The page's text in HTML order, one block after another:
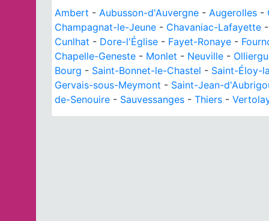
Ambert - Aubusson-d'Auvergne - Augerolles -
Champagnat-le-Jeune - Chavaniac-Lafayette
Cunlhat - Dore-l'Église - Fayet-Ronaye -
Chapelle-Geneste - Monlet - Neuville -
Bourg - Saint-Bonnet-le-Chastel - Saint-Éloy-
Gervais-sous-Meymont - Saint-Jean-
de-Senouire - Sauvessanges - Thiers -